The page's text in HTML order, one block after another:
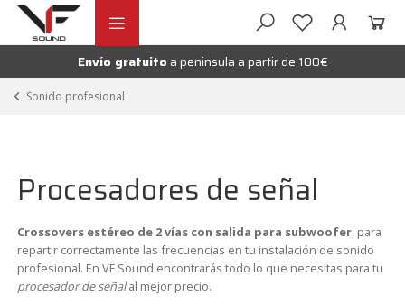
Ir
navegación
Ir
contenidoEnvío gratuito a peninsula a partir de 100€
Sonido profesional
Procesadores de señal
Crossovers estéreo de 2 vías con salida para subwoofer, para
repartir correctamente las frecuencias en tu instalación de sonido
profesional. En VF Sound encontrarás todo lo que necesitas para tu
procesador de señalal mejor precio.